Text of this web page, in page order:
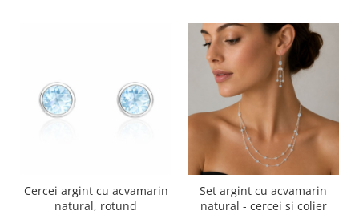
Cercei argint cu acvamarin
natural, rotund
Set argint cu acvamarin
natural - cercei si colier